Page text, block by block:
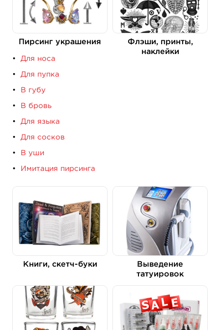
Пирсинг украшения
Для носа
Для пупка
В губу
В бровь
Для языка
Для сосков
В уши
Имитация пирсинга
Флэши, принты,
наклейки
Книги, скетч-буки
Выведение
татуировок